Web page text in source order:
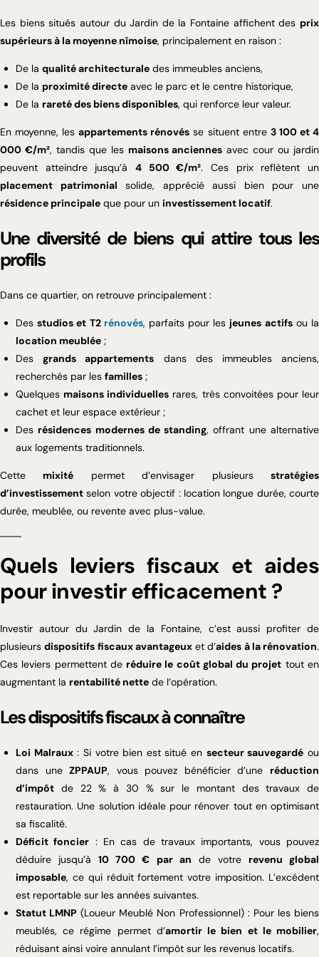
Les biens situés autour du Jardin de la Fontaine affichent des prix
supérieurs à la moyenne nîmoise, principalement en raison :
De la qualité architecturale des immeubles anciens,
De la proximité directe avec le parc et le centre historique,
De la rareté des biens disponibles, qui renforce leur valeur.
En moyenne, lesappartements rénovés se situent entre 3 100 et 4
000 €/m², tandis que les maisons anciennes avec cour ou jardin
peuvent atteindre jusqu’à 4 500 €/m². Ces prix reflètent un
placement patrimonial solide, apprécié aussi bien pour une
résidence principale que pour un investissement locatif.
Une diversité de biens qui attire tous les
profils
Dans ce quartier, on retrouve principalement :
Desstudios et T2 rénovés, parfaits pour les jeunes actifsou la
location meublée ;
Desgrands appartements dans des immeubles anciens,
recherchés par les familles ;
Quelques maisons individuelles rares, très convoitées pour leur
cachet et leur espace extérieur ;
Des résidences modernes de standing, offrant une alternative
aux logements traditionnels.
Cette mixité permet d’envisager plusieursstratégies
d’investissement selon votre objectif : location longue durée, courte
durée, meublée, ou revente avec plus-value.
Quels leviers fiscaux et aides
pour investir efficacement ?
Investir autour du Jardin de la Fontaine, c’est aussi profiter de
plusieursdispositifs fiscaux avantageuxet d’aides à la rénovation.
Ces leviers permettent de réduire le coût global du projet tout en
augmentant la rentabilité nette de l’opération.
Les dispositifs fiscaux à connaître
Loi Malraux: Si votre bien est situé en secteur sauvegardé ou
dans uneZPPAUP, vous pouvez bénéficier d’une réduction
d’impôt de 22 % à 30 % sur le montant des travaux de
restauration. Une solution idéale pour rénover tout en optimisant
sa fiscalité.
Déficit foncier : En cas de travaux importants, vous pouvez
déduire jusqu’à10 700 € par an de votre revenu global
imposable, ce qui réduit fortement votre imposition. L’excédent
est reportable sur les années suivantes.
Statut LMNP (Loueur Meublé Non Professionnel) : Pour les biens
meublés, ce régime permet d’amortir le bien et le mobilier,
réduisant ainsi voire annulant l’impôt sur les revenus locatifs.